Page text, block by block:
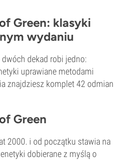
Green: klasyki
wydaniu
dekad robi jedno:
uprawiane metodami
znajdziesz komplet 42 odmian
Green
2000. i od początku stawia na
dobierane z myślą o